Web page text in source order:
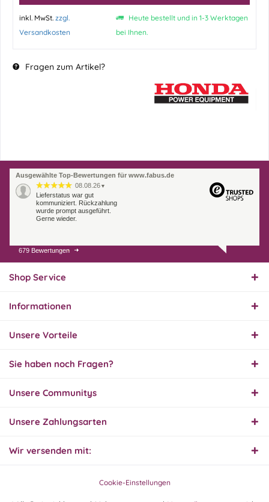
inkl. MwSt. zzgl.
Versandkosten
Heute bestellt und in 1-3 Werktagen
bei Ihnen.
Fragen zum Artikel?
Ausgewählte Top-Bewertungen für www.fabus.de
08.08.26 ▼
Lieferstatus war gut
kommuniziert. Rückzahlung
wurde prompt ausgeführt.
Gerne wieder.
07.08.26
Endlich das richtige
Innerhalb 2 Tagen Ware
geliefert. Sehr gut!
31.07.26
Super schnelle Lieferung,
wieder, vielen Dank.
679 Bewertungen
Shop Service
Informationen
Unsere Vorteile
Sie haben noch Fragen?
Unsere Communitys
Unsere Zahlungsarten
Wir versenden mit:
Cookie-Einstellungen